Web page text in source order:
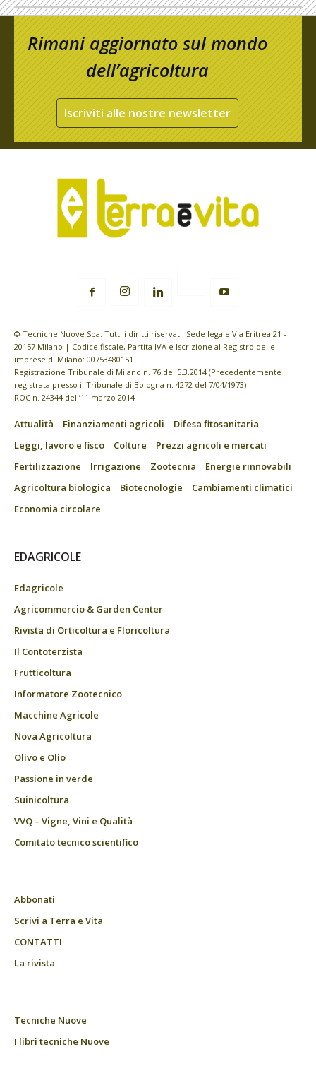
Rimani aggiornato sul mondo
dell’agricoltura
Iscriviti alle nostre newsletter
© Tecniche Nuove Spa. Tutti i diritti riservati. Sede legale Via Eritrea 21 -
20157 Milano | Codice fiscale, Partita IVA e Iscrizione al Registro delle
imprese di Milano: 00753480151
Registrazione Tribunale di Milano n. 76 del 5.3.2014 (Precedentemente
registrata presso il Tribunale di Bologna n. 4272 del 7/04/1973)
ROC n. 24344 dell’11 marzo 2014
Attualità Finanziamenti agricoli
Difesa fitosanitaria
Leggi, lavoro e fisco
Colture
Prezzi agricoli e mercati
Fertilizzazione
Irrigazione Zootecnia
Energie rinnovabili
Agricoltura biologica
Biotecnologie
Cambiamenti climatici
Economia circolare
EDAGRICOLE
Edagricole
Agricommercio & Garden Center
Rivista di Orticoltura e Floricoltura
Il Contoterzista
Frutticoltura
Informatore Zootecnico
Macchine Agricole
Nova Agricoltura
Olivo e Olio
Passione in verde
Suinicoltura
VVQ – Vigne, Vini e Qualità
Comitato tecnico scientifico
Abbonati
Scrivi a Terra e Vita
CONTATTI
La rivista
Tecniche Nuove
I libri tecniche Nuove